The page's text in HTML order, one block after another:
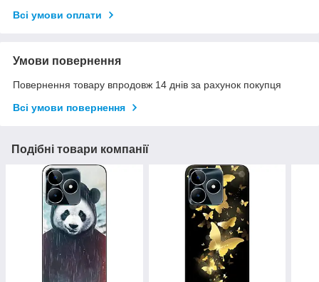
Всі умови оплати
Умови повернення
Повернення товару впродовж 14 днів за рахунок покупця
Всі умови повернення
Подібні товари компанії